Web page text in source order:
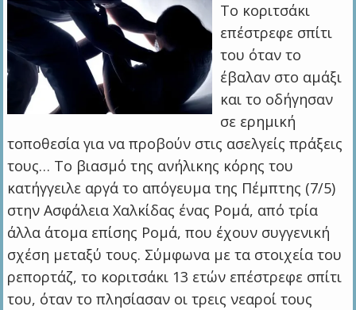
Το κοριτσάκι
επέστρεφε σπίτι
του όταν το
έβαλαν στο αμάξι
και το οδήγησαν
σε ερημική
τοποθεσία για να προβούν στις ασελγείς πράξεις
τους… Το βιασμό της ανήλικης κόρης του
κατήγγειλε αργά το απόγευμα της Πέμπτης (7/5)
στην Ασφάλεια Χαλκίδας ένας Ρομά, από τρία
άλλα άτομα επίσης Ρομά, που έχουν συγγενική
σχέση μεταξύ τους. Σύμφωνα με τα στοιχεία του
ρεπορτάζ, το κοριτσάκι 13 ετών επέστρεφε σπίτι
του, όταν το πλησίασαν οι τρεις νεαροί τους